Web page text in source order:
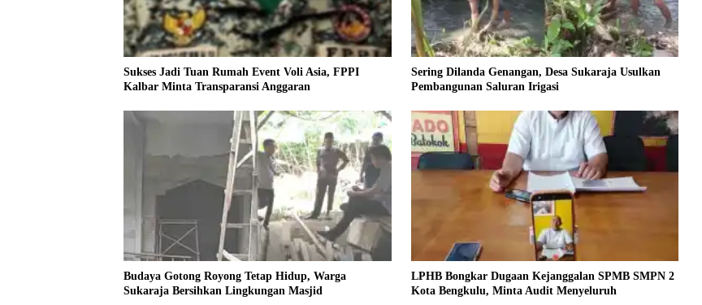
Sukses Jadi Tuan Rumah Event Voli Asia, FPPI
Kalbar Minta Transparansi Anggaran
Sering Dilanda Genangan, Desa Sukaraja Usulkan
Pembangunan Saluran Irigasi
Budaya Gotong Royong Tetap Hidup, Warga
Sukaraja Bersihkan Lingkungan Masjid
LPHB Bongkar Dugaan Kejanggalan SPMB SMPN 2
Kota Bengkulu, Minta Audit Menyeluruh